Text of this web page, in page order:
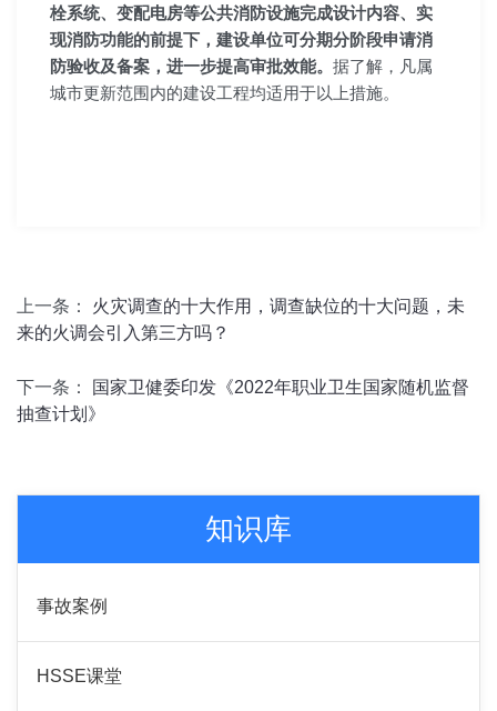
栓系统、变配电房等公共消防设施完成设计内容、实
现消防功能的前提下，建设单位可分期分阶段申请消
防验收及备案，进一步提高审批效能。 据了解，凡属
城市更新范围内的建设工程均适用于以上措施。
上一条： 火灾调查的十大作用，调查缺位的十大问题，未
来的火调会引入第三方吗？
下一条：
国家卫健委印发《2022年职业卫生国家随机监督
抽查计划》
知识库
事故案例
HSSE课堂